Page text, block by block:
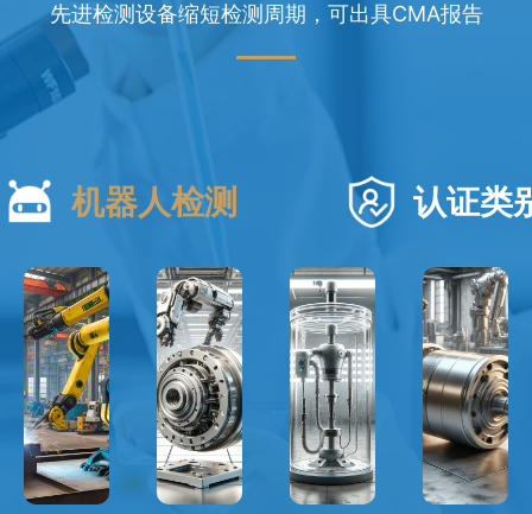
先进检测设备缩短检测周期，可出具CMA报告
机器人检测 认证类